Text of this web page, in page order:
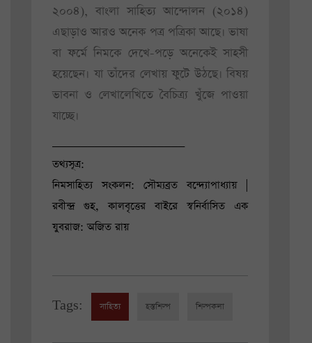
২০০৪), বাংলা সাহিত্য আন্দোলন (২০১৪)
এছাড়াও আরও অনেক পত্র পত্রিকা আছে। ভাষা
বা ফর্মে নিমকে দেখে-পড়ে অনেকেই সাহসী
হয়েছেন। যা তাঁদের লেখায় ফুটে উঠছে। বিষয়
ভাবনা ও লেখালেখিতে বৈচিত্র্য খুঁজে পাওয়া
যাচ্ছে।
___________________
তথ্যসূত্র:
নিমসাহিত্য সংকলন: সৌম্যব্রত বন্দ্যোপাধ্যায় |
রবীন্দ্র গুহ, কালবৃত্তের বাইরে স্বনির্বাসিত এক
যুবরাজ: অজিত রায়
Tags: সাহিত্য হস্তশিল্প শিল্পকলা